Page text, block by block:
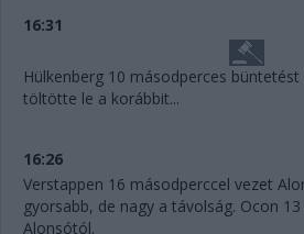
16:31
Hülkenberg 10 másodperces
töltötte le a korábbit...
16:26
Verstappen 16 másodperccel vezet
gyorsabb, de nagy a távolság. Ocon
Alonsótól.